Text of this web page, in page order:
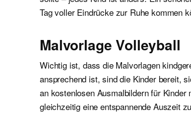
Tag voller Eindrücke zur Ruhe kommen
Malvorlage Volleyball
Wichtig ist, dass die Malvorlagen
ansprechend ist, sind die Kinder bereit,
an kostenlosen Ausmalbildern für
gleichzeitig eine entspannende Auszeit